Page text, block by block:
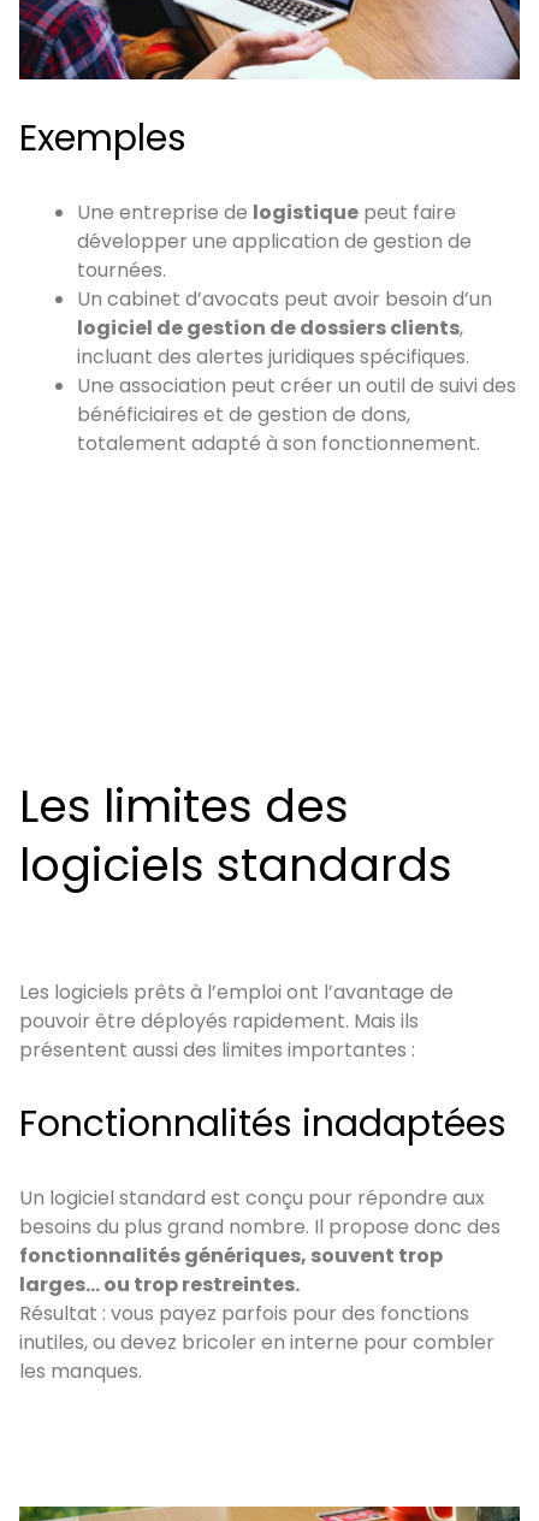
Exemples
Une entreprise de logistique peut faire
développer une application de gestion de
tournées.
Un cabinet d’avocats peut avoir besoin d’un
logiciel de gestion de dossiers clients,
incluant des alertes juridiques spécifiques.
Une association peut créer un outil de suivi des
bénéficiaires et de gestion de dons,
totalement adapté à son fonctionnement.
Les limites des
logiciels standards
Les logiciels prêts à l’emploi ont l’avantage de
pouvoir être déployés rapidement. Mais ils
présentent aussi des limites importantes :
Fonctionnalités inadaptées
Un logiciel standard est conçu pour répondre aux
besoins du plus grand nombre. Il propose donc des
fonctionnalités génériques, souvent trop
larges… ou trop restreintes.
Résultat : vous payez parfois pour des fonctions
inutiles, ou devez bricoler en interne pour combler
les manques.